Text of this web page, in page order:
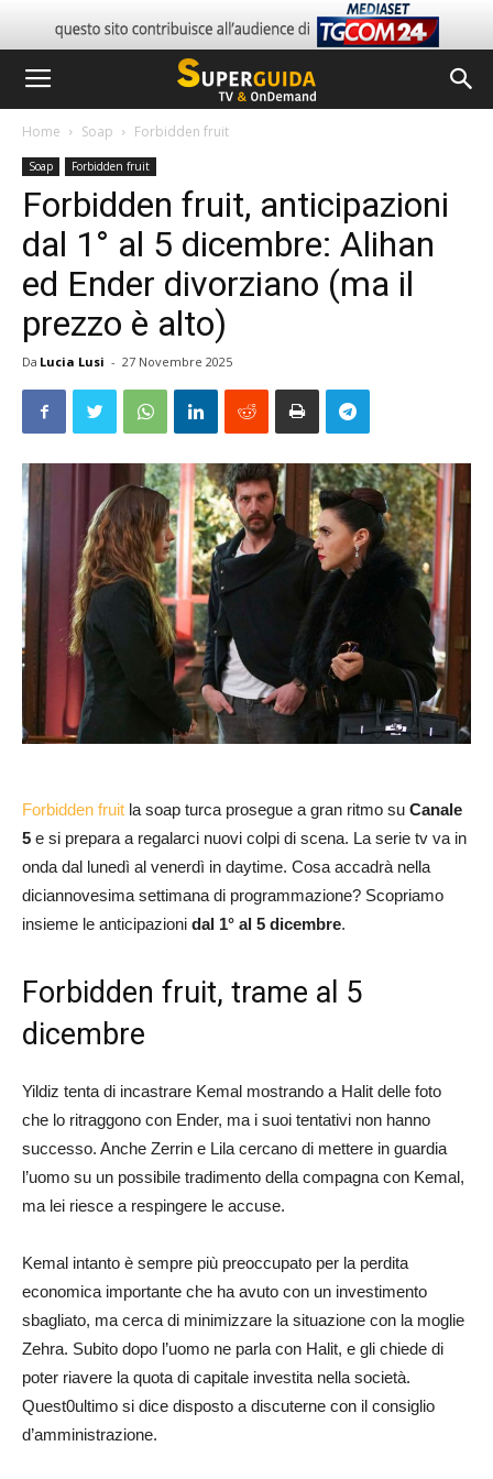
Home Soap Forbidden fruit
Soap Forbidden fruit
Forbidden fruit, anticipazioni
dal 1° al 5 dicembre: Alihan
ed Ender divorziano (ma il
prezzo è alto)
Da Lucia Lusi - 27 Novembre 2025
Forbidden fruit la soap turca prosegue a gran ritmo su Canale
5 e si prepara a regalarci nuovi colpi di scena. La serie tv va in
onda dal lunedì al venerdì in daytime. Cosa accadrà nella
diciannovesima settimana di programmazione? Scopriamo
insieme le anticipazioni dal 1° al 5 dicembre.
Forbidden fruit, trame al 5
dicembre
Yildiz tenta di incastrare Kemal mostrando a Halit delle foto
che lo ritraggono con Ender, ma i suoi tentativi non hanno
successo. Anche Zerrin e Lila cercano di mettere in guardia
l’uomo su un possibile tradimento della compagna con Kemal,
ma lei riesce a respingere le accuse.
Kemal intanto è sempre più preoccupato per la perdita
economica importante che ha avuto con un investimento
sbagliato, ma cerca di minimizzare la situazione con la moglie
Zehra. Subito dopo l’uomo ne parla con Halit, e gli chiede di
poter riavere la quota di capitale investita nella società.
Quest0ultimo si dice disposto a discuterne con il consiglio
d’amministrazione.